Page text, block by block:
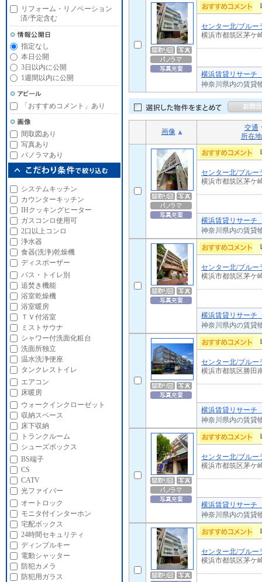
センター北/ブル
横浜市都筑区茅ケ
横浜賃貸リサーチ
神奈川県内の賃貸
画像
交通
所在地
センター北/ブルー
横浜市都筑区茅ケ
横浜賃貸リサーチ
神奈川県内の賃貸
センター北/ブルー
横浜市都筑区茅ケ
横浜賃貸リサーチ
神奈川県内の賃貸
センター北/ブルー
横浜市都筑区勝田
横浜賃貸リサーチ
神奈川県内の賃貸
センター北/ブルー
横浜市都筑区茅ケ
横浜賃貸リサーチ
神奈川県内の賃貸
センター北/ブルー
横浜市都筑区茅ケ
リフォーム・リノベーション
済/予定含む
指定なし
本日公開
3日以内に公開
1週間以内に公開
「おすすめコメント」あり
間取図あり
写真あり
パノラマあり
システムキッチン
カウンターキッチン
IHクッキングヒーター
ガスコンロ使用可
2口以上コンロ
浄水器
食器(洗浄)乾燥機
ディスポーザー
バス・トイレ別
追焚き機能
浴室乾燥機
浴室暖房
ＴＶ付浴室
ミストサウナ
シャワー付洗面化粧台
洗面所独立
温水洗浄便座
タンクレストイレ
エアコン
床暖房
ウォークインクローゼット
収納スペース
床下収納
トランクルーム
シューズボックス
BS端子
CS
CATV
光ファイバー
オートロック
モニタ付インターホン
宅配ボックス
24時間セキュリティ
ディンプルキー
電動シャッター
防犯カメラ
防犯用ガラス